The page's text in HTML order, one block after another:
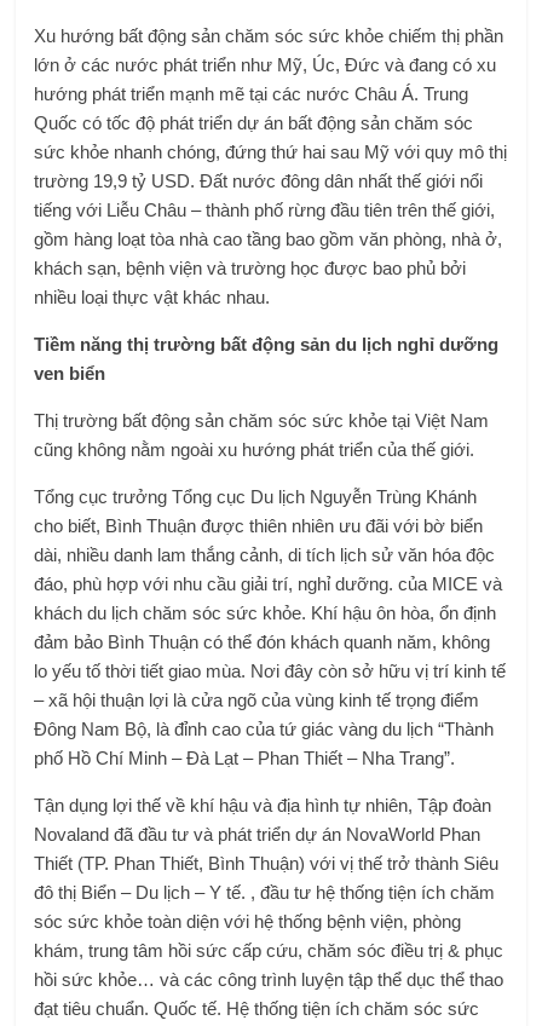
Xu hướng bất động sản chăm sóc sức khỏe chiếm thị phần
lớn ở các nước phát triển như Mỹ, Úc, Đức và đang có xu
hướng phát triển mạnh mẽ tại các nước Châu Á. Trung
Quốc có tốc độ phát triển dự án bất động sản chăm sóc
sức khỏe nhanh chóng, đứng thứ hai sau Mỹ với quy mô thị
trường 19,9 tỷ USD. Đất nước đông dân nhất thế giới nổi
tiếng với Liễu Châu – thành phố rừng đầu tiên trên thế giới,
gồm hàng loạt tòa nhà cao tầng bao gồm văn phòng, nhà ở,
khách sạn, bệnh viện và trường học được bao phủ bởi
nhiều loại thực vật khác nhau.
Tiềm năng thị trường bất động sản du lịch nghỉ dưỡng
ven biển
Thị trường bất động sản chăm sóc sức khỏe tại Việt Nam
cũng không nằm ngoài xu hướng phát triển của thế giới.
Tổng cục trưởng Tổng cục Du lịch Nguyễn Trùng Khánh
cho biết, Bình Thuận được thiên nhiên ưu đãi với bờ biển
dài, nhiều danh lam thắng cảnh, di tích lịch sử văn hóa độc
đáo, phù hợp với nhu cầu giải trí, nghỉ dưỡng. của MICE và
khách du lịch chăm sóc sức khỏe. Khí hậu ôn hòa, ổn định
đảm bảo Bình Thuận có thể đón khách quanh năm, không
lo yếu tố thời tiết giao mùa. Nơi đây còn sở hữu vị trí kinh tế
– xã hội thuận lợi là cửa ngõ của vùng kinh tế trọng điểm
Đông Nam Bộ, là đỉnh cao của tứ giác vàng du lịch “Thành
phố Hồ Chí Minh – Đà Lạt – Phan Thiết – Nha Trang”.
Tận dụng lợi thế về khí hậu và địa hình tự nhiên, Tập đoàn
Novaland đã đầu tư và phát triển dự án NovaWorld Phan
Thiết (TP. Phan Thiết, Bình Thuận) với vị thế trở thành Siêu
đô thị Biển – Du lịch – Y tế. , đầu tư hệ thống tiện ích chăm
sóc sức khỏe toàn diện với hệ thống bệnh viện, phòng
khám, trung tâm hồi sức cấp cứu, chăm sóc điều trị & phục
hồi sức khỏe… và các công trình luyện tập thể dục thể thao
đạt tiêu chuẩn. Quốc tế. Hệ thống tiện ích chăm sóc sức